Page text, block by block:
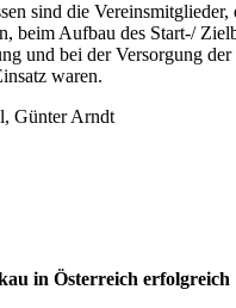
sind die Vereinsmitglieder,
beim Aufbau des Start-/
und bei der Versorgung
waren.
Günter Arndt
in Österreich erfolgreich